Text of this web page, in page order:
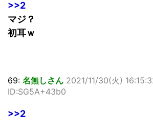
>>2
マジ？
初耳ｗ
69: 名無しさん 2021/11/30(火)
ID:SG5A+43b0
>>2